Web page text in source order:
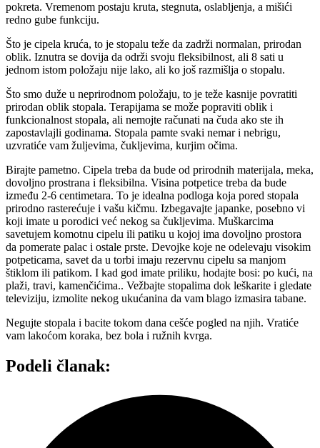
pokreta. Vremenom postaju kruta, stegnuta, oslabljenja, a mišići
redno gube funkciju.
Što je cipela kruća, to je stopalu teže da zadrži normalan, prirodan
oblik. Iznutra se dovija da održi svoju fleksibilnost, ali 8 sati u
jednom istom položaju nije lako, ali ko još razmišlja o stopalu.
Što smo duže u neprirodnom položaju, to je teže kasnije povratiti
prirodan oblik stopala. Terapijama se može popraviti oblik i
funkcionalnost stopala, ali nemojte računati na čuda ako ste ih
zapostavlajli godinama. Stopala pamte svaki nemar i nebrigu,
uzvratiće vam žuljevima, čukljevima, kurjim očima.
Birajte pametno. Cipela treba da bude od prirodnih materijala, meka,
dovoljno prostrana i fleksibilna. Visina potpetice treba da bude
između 2-6 centimetara. To je idealna podloga koja pored stopala
prirodno rasterećuje i vašu kičmu. Izbegavajte japanke, posebno vi
koji imate u porodici već nekog sa čukljevima. Muškarcima
savetujem komotnu cipelu ili patiku u kojoj ima dovoljno prostora
da pomerate palac i ostale prste. Devojke koje ne odelevaju visokim
potpeticama, savet da u torbi imaju rezervnu cipelu sa manjom
štiklom ili patikom. I kad god imate priliku, hodajte bosi: po kući, na
plaži, travi, kamenčićima.. Vežbajte stopalima dok leškarite i gledate
televiziju, izmolite nekog ukućanina da vam blago izmasira tabane.
Negujte stopala i bacite tokom dana cešće pogled na njih. Vratiće
vam lakoćom koraka, bez bola i ružnih kvrga.
Podeli članak: